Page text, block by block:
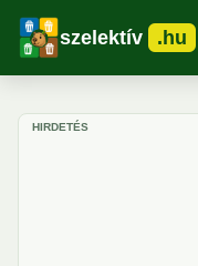
szelektív .hu
HIRDETÉS